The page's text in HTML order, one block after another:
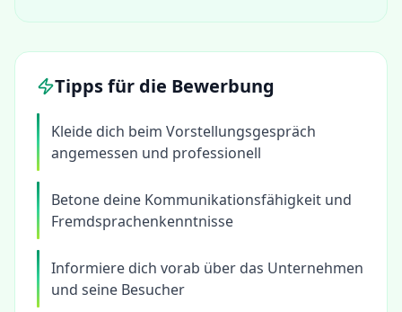
Tipps für die Bewerbung
Kleide dich beim Vorstellungsgespräch
angemessen und professionell
Betone deine Kommunikationsfähigkeit und
Fremdsprachenkenntnisse
Informiere dich vorab über das Unternehmen
und seine Besucher